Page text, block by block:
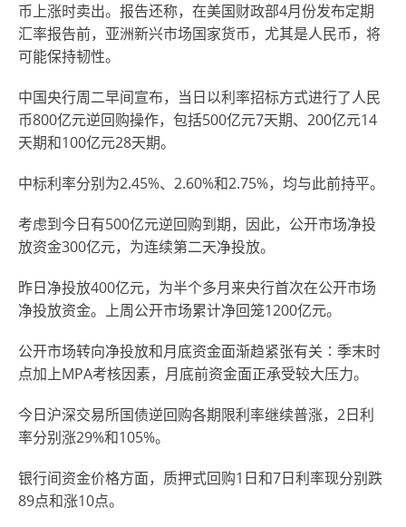
币上涨时卖出。报告还称，在美国财政部4月份发布定期
汇率报告前，亚洲新兴市场国家货币，尤其是人民币，将
可能保持韧性。
中国央行周二早间宣布，当日以利率招标方式进行了人民
币800亿元逆回购操作，包括500亿元7天期、200亿元14
天期和100亿元28天期。
中标利率分别为2.45%、2.60%和2.75%，均与此前持平。
考虑到今日有500亿元逆回购到期，因此，公开市场净投
放资金300亿元，为连续第二天净投放。
昨日净投放400亿元，为半个多月来央行首次在公开市场
净投放资金。上周公开市场累计净回笼1200亿元。
公开市场转向净投放和月底资金面渐趋紧张有关∶季末时
点加上MPA考核因素，月底前资金面正承受较大压力。
今日沪深交易所国债逆回购各期限利率继续普涨，2日利
率分别涨29%和105%。
银行间资金价格方面，质押式回购1日和7日利率现分别跌
89点和涨10点。